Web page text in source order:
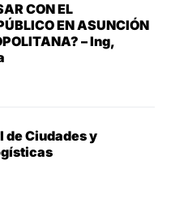
CON EL
EN ASUNCIÓN
– Ing,
de Ciudades y